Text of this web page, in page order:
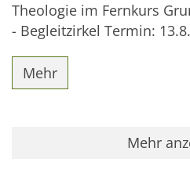
Theologie im Fernkurs
- Begleitzirkel Termin:
Mehr
Mehr